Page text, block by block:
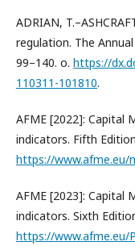
ADRIAN,
regulation. The
99–140. o. https://
110311-101810.
AFME [2022]: Capital
indicators. Fifth
https://www.afme.eu/
AFME [2023]: Capital
indicators. Sixth
https://www.afme.eu/